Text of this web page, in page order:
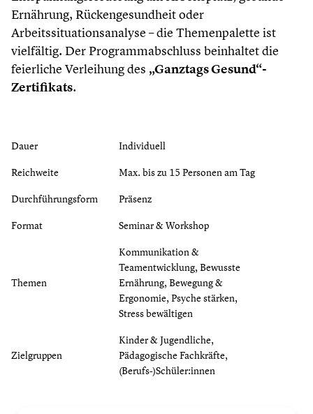
Ernährung, Rückengesundheit oder
Arbeitssituationsanalyse – die Themenpalette ist
vielfältig. Der Programmabschluss beinhaltet die
feierliche Verleihung des „Ganztags Gesund“-
Zertifikats.
Dauer
Individuell
Reichweite
Max. bis zu 15 Personen am Tag
Durchführungsform
Präsenz
Format
Seminar & Workshop
Themen
Kommunikation &
Teamentwicklung, Bewusste
Ernährung, Bewegung &
Ergonomie, Psyche stärken,
Stress bewältigen
Zielgruppen
Kinder & Jugendliche,
Pädagogische Fachkräfte,
(Berufs-)Schüler:innen